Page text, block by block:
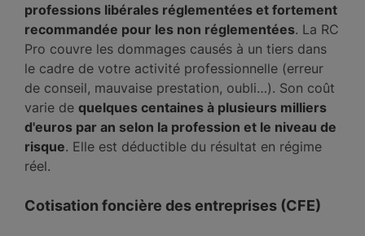
professions libérales réglementées et fortement
recommandée pour les non réglementées. La RC
Pro couvre les dommages causés à un tiers dans
le cadre de votre activité professionnelle (erreur
de conseil, mauvaise prestation, oubli…). Son coût
varie de quelques centaines à plusieurs milliers
d'euros par an selon la profession et le niveau de
risque. Elle est déductible du résultat en régime
réel.
Cotisation foncière des entreprises (CFE)